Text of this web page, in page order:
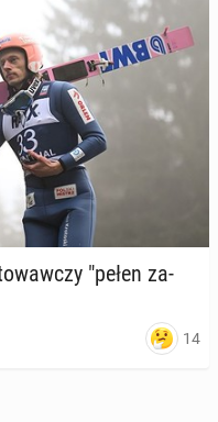
"pełen za­
14